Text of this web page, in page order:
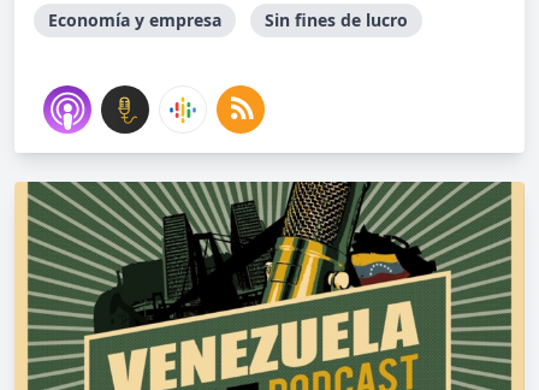
Economía y empresa Sin fines de lucro